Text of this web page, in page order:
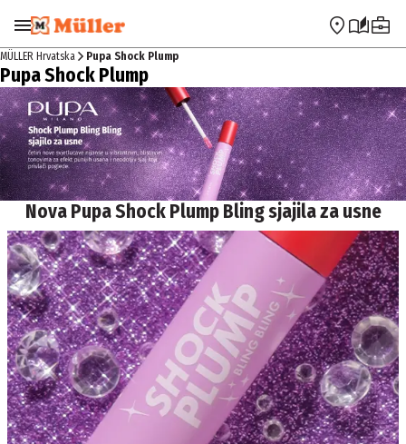
Preskoči na navigaciju Preskoči na glavni sadržaj
MÜLLER Hrvatska Pupa Shock Plump
Pupa Shock Plump
Nova Pupa Shock Plump Bling sjajila za usne